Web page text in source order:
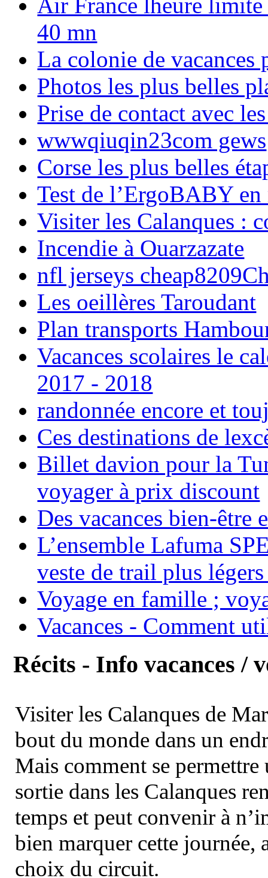
40 mn
La colonie de vacances
Photos les plus belles
Prise de contact avec
wwwqiuqin23com gews
Corse les plus belles
Test de l’ErgoBABY en
Visiter les Calanques :
Incendie à Ouarzazate
nfl jerseys
Les oeillères Taroudant
Plan transports
Vacances scolaires le
2017 - 2018
randonnée encore et
Ces destinations de
Billet davion pour la
voyager à prix discount
Des vacances bien-être
L’ensemble Lafuma
veste de trail plus
Voyage en famille ;
Vacances - Comment
Récits - Info vacances /
Visiter les Calanques de
bout du monde dans un
Mais comment se permettre
sortie dans les Calanques
temps et peut convenir à
bien marquer cette journée,
choix du circuit.